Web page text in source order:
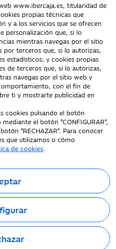
www.ibercaja.es, titularidad de
propias técnicas que
y a los servicios que se ofrecen
personalización que, si lo
mientras navegas por el sitio
por terceros que, si lo autorizas,
estadísticos; y cookies propias
de terceros que, si lo autorizas,
navegas por el sitio web y
con el fin de
ti y mostrarte publicidad en
cookies pulsando el botón
mediante el botón "CONFIGURAR",
"RECHAZAR". Para conocer
que utilizamos o cómo
de cookies.
- NIF. A-99319030 R.M. de
Inscripc.1º).
Especial del Banco de
2. 50008-Zaragoza.